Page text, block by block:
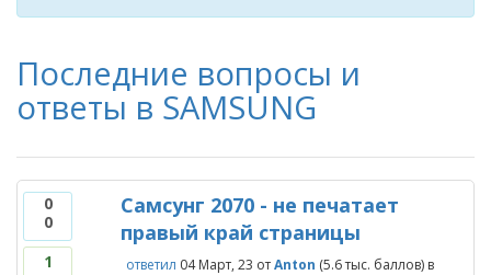
Последние вопросы и
ответы в SAMSUNG
0
0
1
Самсунг 2070 - не печатает
правый край страницы
ответил 04 Март, 23 отAnton (5.6 тыс. баллов) в